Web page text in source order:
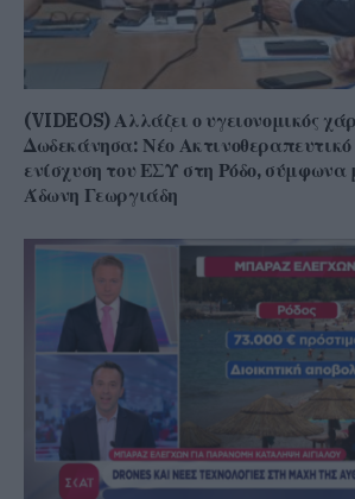
(VIDEOS) Αλλάζει ο υγειονομικός
Δωδεκάνησα: Νέο
ενίσχυση του ΕΣΥ στη Ρόδο, σύμφωνα
Άδωνη Γεωργιάδη